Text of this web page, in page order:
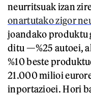
neurritsuak izan
onartutako zigor
joandako produktu
ditu —%25 autoei,
%10 beste
21.000 milioi
inportazioei. Hori